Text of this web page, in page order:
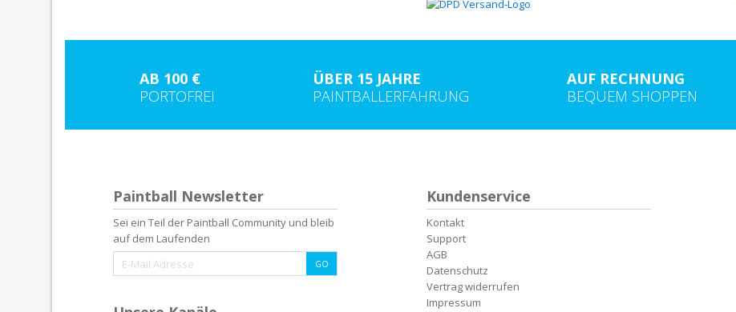
AB 100 €
PORTOFREI
ÜBER 15 JAHRE
PAINTBALLERFAHRUNG
AUF RECHNUNG
BEQUEM SHOPPEN
Paintball Newsletter
Sei ein Teil der Paintball Community und bleib
auf dem Laufenden
Kundenservice
Kontakt
Support
AGB
Datenschutz
Vertrag widerrufen
Impressum